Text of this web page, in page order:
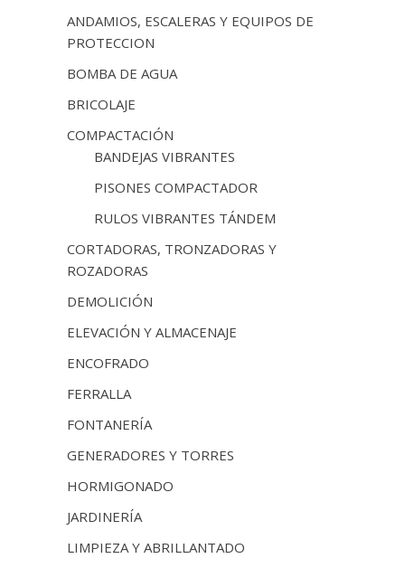
ANDAMIOS, ESCALERAS Y EQUIPOS DE
PROTECCION
BOMBA DE AGUA
BRICOLAJE
COMPACTACIÓN
BANDEJAS VIBRANTES
PISONES COMPACTADOR
RULOS VIBRANTES TÁNDEM
CORTADORAS, TRONZADORAS Y
ROZADORAS
DEMOLICIÓN
ELEVACIÓN Y ALMACENAJE
ENCOFRADO
FERRALLA
FONTANERÍA
GENERADORES Y TORRES
HORMIGONADO
JARDINERÍA
LIMPIEZA Y ABRILLANTADO